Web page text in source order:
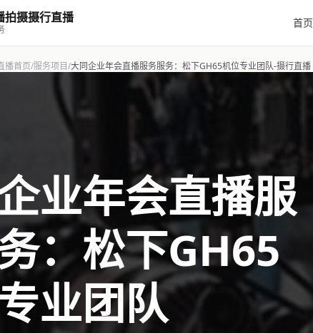
拍摄摄行直播 首页
播首页/服务项目/大同企业年会直播服务服务：松下GH65机位专业团队-摄行直播
业年会直播服
：松下GH65
业团队